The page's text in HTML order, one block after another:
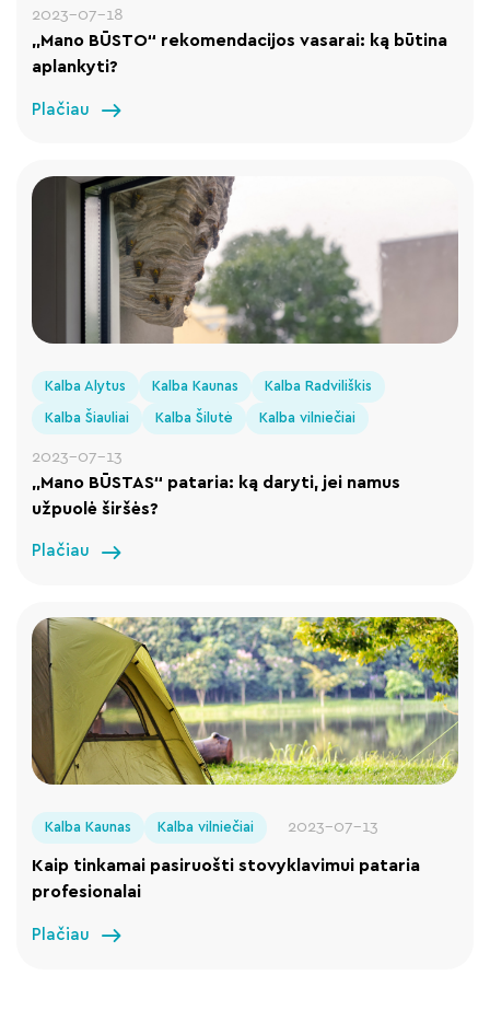
2023-07-18
„Mano BŪSTO“ rekomendacijos vasarai: ką būtina
aplankyti?
Plačiau
Kalba Alytus Kalba Kaunas Kalba Radviliškis
Kalba Šiauliai Kalba Šilutė Kalba vilniečiai
2023-07-13
„Mano BŪSTAS“ pataria: ką daryti, jei namus
užpuolė širšės?
Plačiau
Kalba Kaunas Kalba vilniečiai 2023-07-13
Kaip tinkamai pasiruošti stovyklavimui pataria
profesionalai
Plačiau